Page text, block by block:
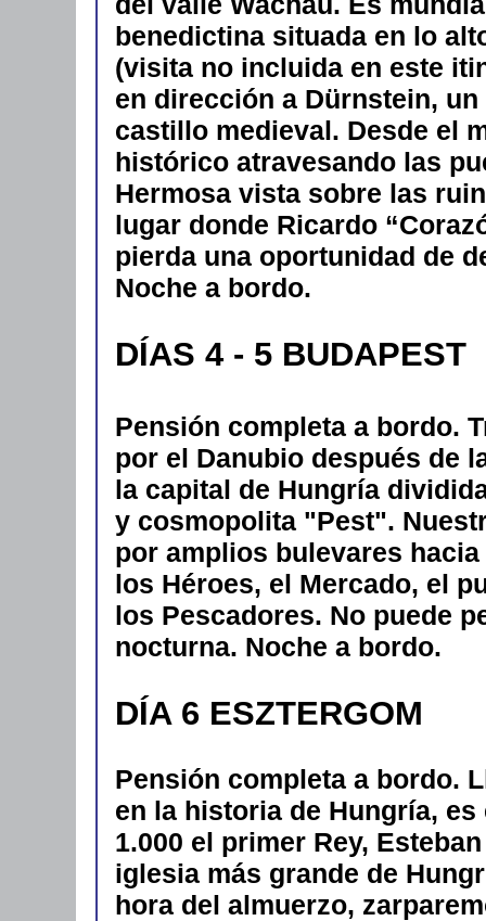
benedictina situada en lo
(visita no incluida en este
en dirección a Dürnstein,
castillo medieval. Desde el
histórico atravesando las
Hermosa vista sobre las
lugar donde Ricardo
pierda una oportunidad de
Noche a bordo.
DÍAS 4 - 5 BUDAPEST
Pensión completa a bordo.
por el Danubio después de
la capital de Hungría
y cosmopolita "Pest".
por amplios bulevares
los Héroes, el Mercado, el
los Pescadores. No puede
nocturna. Noche a bordo.
DÍA 6 ESZTERGOM
Pensión completa a bordo.
en la historia de Hungría,
1.000 el primer Rey,
iglesia más grande de
hora del almuerzo,